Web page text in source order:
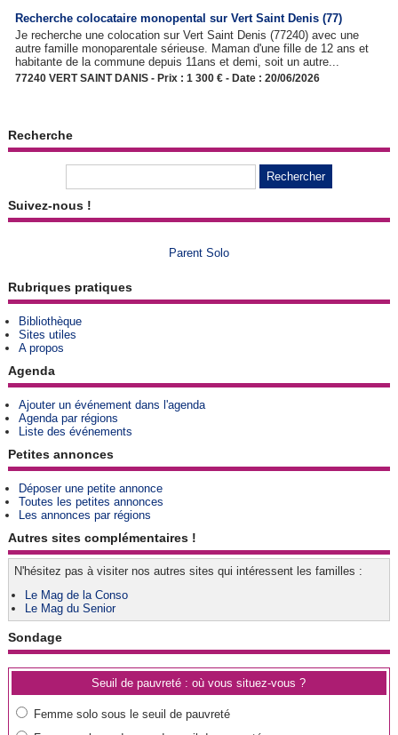
Recherche colocataire monopental sur Vert Saint Denis (77)
Je recherche une colocation sur Vert Saint Denis (77240) avec une
autre famille monoparentale sérieuse. Maman d'une fille de 12 ans et
habitante de la commune depuis 11ans et demi, soit un autre...
77240 VERT SAINT DANIS - Prix : 1 300 € - Date : 20/06/2026
Recherche
Suivez-nous !
Parent Solo
Rubriques pratiques
Bibliothèque
Sites utiles
A propos
Agenda
Ajouter un événement dans l'agenda
Agenda par régions
Liste des événements
Petites annonces
Déposer une petite annonce
Toutes les petites annonces
Les annonces par régions
Autres sites complémentaires !
N'hésitez pas à visiter nos autres sites qui intéressent les familles :
Le Mag de la Conso
Le Mag du Senior
Sondage
Seuil de pauvreté : où vous situez-vous ?
Femme solo sous le seuil de pauvreté